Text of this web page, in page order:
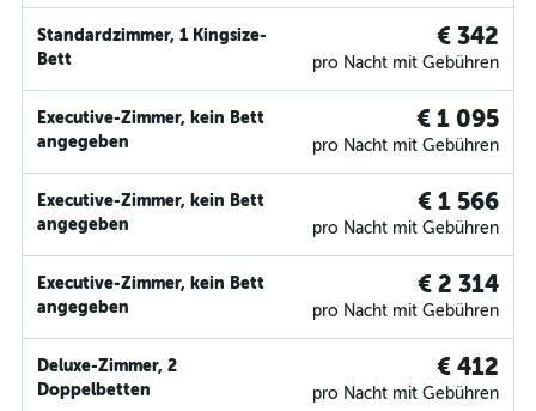
Standardzimmer, 1 Kingsize-
Bett
€ 342
pro Nacht mit Gebühren
Executive-Zimmer, kein Bett
angegeben
€ 1 095
pro Nacht mit Gebühren
Executive-Zimmer, kein Bett
angegeben
€ 1 566
pro Nacht mit Gebühren
Executive-Zimmer, kein Bett
angegeben
€ 2 314
pro Nacht mit Gebühren
Deluxe-Zimmer, 2
Doppelbetten
€ 412
pro Nacht mit Gebühren